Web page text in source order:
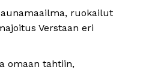
ruokailut
Verstaan eri
omaan tahtiin,